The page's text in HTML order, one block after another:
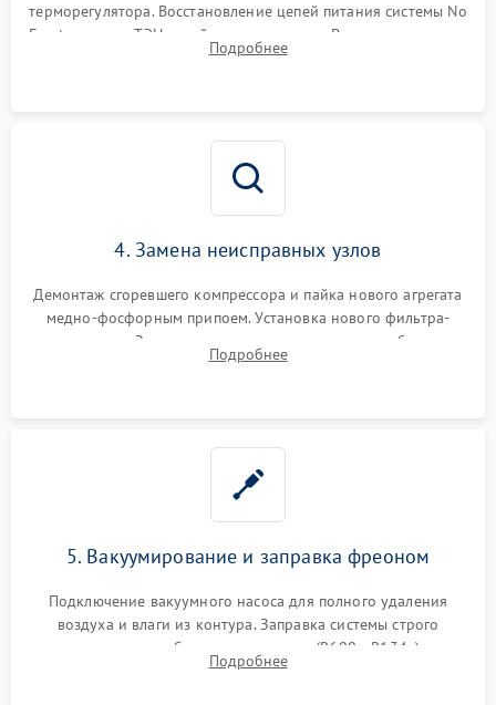
терморегулятора. Восстановление цепей питания системы No
Frost, включая ТЭН оттайки и вентилятор. Ремонт или замена
платы управления при сбоях алгоритмов.
Подробнее
4. Замена неисправных узлов
Демонтаж сгоревшего компрессора и пайка нового агрегата
медно-фосфорным припоем. Установка нового фильтра-
осушителя. Замена изношенных вентиляторов обдува,
сломанных заслонок или поврежденных дверных петель.
Подробнее
5. Вакуумирование и заправка фреоном
Подключение вакуумного насоса для полного удаления
воздуха и влаги из контура. Заправка системы строго
дозированным объемом хладагента (R600a, R134a) по
электронным весам. Контроль рабочего давления в системе.
Подробнее